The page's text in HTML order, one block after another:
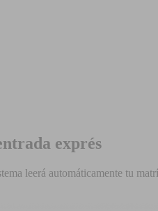
exprés
leerá automáticamente tu